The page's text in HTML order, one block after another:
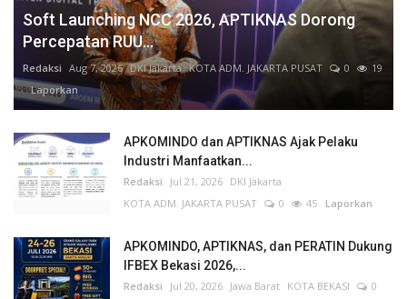
Soft Launching NCC 2026, APTIKNAS Dorong
Percepatan RUU...
Redaksi Aug 7, 2026 DKI Jakarta KOTA ADM. JAKARTA PUSAT 0
19
Laporkan
APKOMINDO dan APTIKNAS Ajak Pelaku
Industri Manfaatkan...
Redaksi Jul 21, 2026 DKI Jakarta
KOTA ADM. JAKARTA PUSAT
0 45 Laporkan
APKOMINDO, APTIKNAS, dan PERATIN Dukung
IFBEX Bekasi 2026,...
Redaksi Jul 20, 2026 Jawa Barat KOTA BEKASI
0